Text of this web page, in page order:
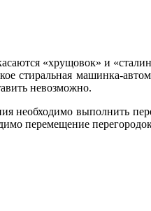
«хрущовок» и
стиральная машинка-
невозможно.
необходимо выполнить
перемещение